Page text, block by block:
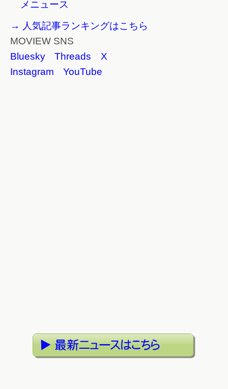
メニュース
→ 人気記事ランキングはこちら
MOVIEW SNS
Bluesky
Threads
X
Instagram
YouTube